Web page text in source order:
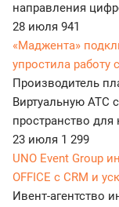
направления
28 июля 941
«Маджента»
упростила
Производитель
Виртуальную АТС
пространство
23 июля 1 299
UNO Event Group
OFFICE с CRM и
Ивент-агентство